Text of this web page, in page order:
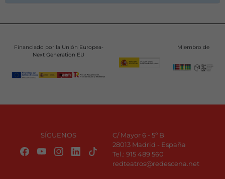
Financiado por la Unión Europea-
Next Generation EU
Miembro de
SÍGUENOS
C/ Mayor 6 - 5º B
28013 Madrid - España
Tel.: 915 489 560
redteatros@redescena.net